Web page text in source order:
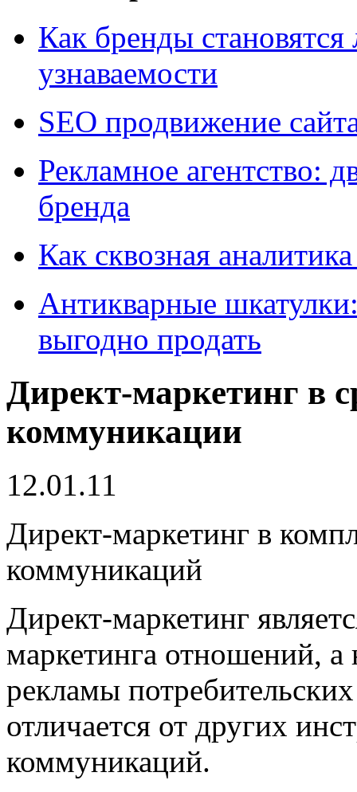
Как бренды
узнаваемости
SEO продвижение
Рекламное агентство:
бренда
Как сквозная
Антикварные
выгодно продать
Директ-маркетинг в
коммуникации
12.01.11
Директ-маркетинг в
коммуникаций
Директ-маркетинг
маркетинга отношений, а
рекламы
отличается от других
коммуникаций.